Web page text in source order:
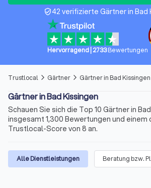
verified_user42 verifizierte Gärtner in Bad
Hervorragend| 2733 Bewertungen
Trustlocal arrow_forward_ios Gärtner arrow_forward_ios Gärtner in Bad Kissingen
Gärtner in Bad Kissingen
Schauen Sie sich die Top 10 Gärtner in
insgesamt 1,300 Bewertungen und
Trustlocal-Score von 8 an.
Alle Dienstleistungen Beratung bzw.